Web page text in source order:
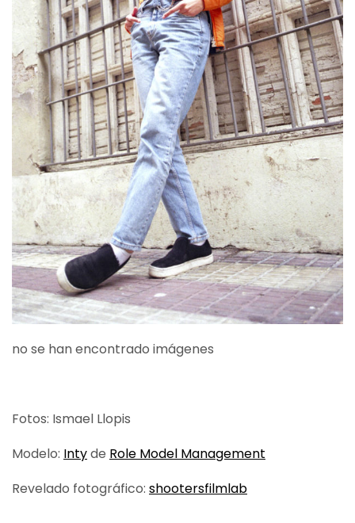
no se han encontrado imágenes
Fotos: Ismael Llopis
Modelo: Intyde Role Model Management
Revelado fotográfico: shootersfilmlab